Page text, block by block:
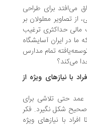
برای طراحی
معلولان بر
ترغیب
آسایشگاه
تمام مدارس
ویژه از
تلاشی برای
نگیرد. فکر
نیازهای ویژه